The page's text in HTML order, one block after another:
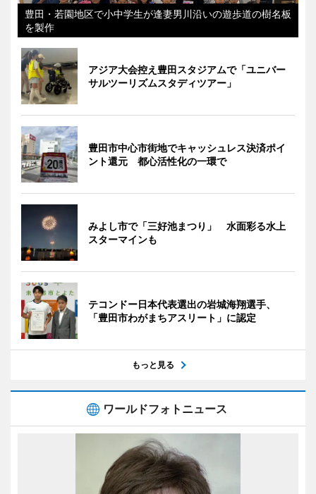
豊田・若園地区で小中学生が逢妻男川沿いの遊歩道の樹名板
を製作
アジア大会控え豊田スタジアムで「ユニバー
サルツーリズムスタディツアー」
豊田市中心市街地でキャッシュレス決済ポイ
ント還元 都心活性化の一環で
みよし市で「三好池まつり」 水面彩る水上
スターマインも
テコンドー日本代表選出の岩城海翔選手、
「豊田市わがまちアスリート」に認定
もっと見る
ワールドフォトニュース